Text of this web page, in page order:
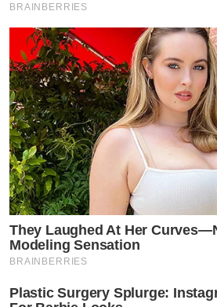
นานๆ จะได้เห็นรถเมล์สวยเซ็กซี่แบ
มานั้นยังกระชากใจสุดๆ ทำเอาคนดูห
BRAINBERRIES
They Laughed At Her
Modeling Sensation
BRAINBERRIES
Plastic Surgery Splurge: